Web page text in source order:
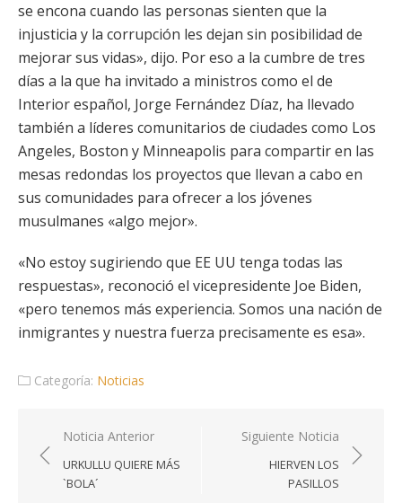
se encona cuando las personas sienten que la
injusticia y la corrupción les dejan sin posibilidad de
mejorar sus vidas», dijo. Por eso a la cumbre de tres
días a la que ha invitado a ministros como el de
Interior español, Jorge Fernández Díaz, ha llevado
también a líderes comunitarios de ciudades como Los
Angeles, Boston y Minneapolis para compartir en las
mesas redondas los proyectos que llevan a cabo en
sus comunidades para ofrecer a los jóvenes
musulmanes «algo mejor».
«No estoy sugiriendo que EE UU tenga todas las
respuestas», reconoció el vicepresidente Joe Biden,
«pero tenemos más experiencia. Somos una nación de
inmigrantes y nuestra fuerza precisamente es esa».
Categoría: Noticias
Navegación
de
entradas
Noticia Anterior
URKULLU QUIERE MÁS
`BOLA´
Siguiente Noticia
HIERVEN LOS
PASILLOS